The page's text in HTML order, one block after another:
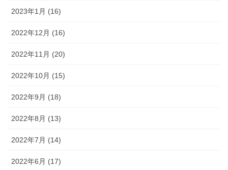
2023年1月 (16)
2022年12月 (16)
2022年11月 (20)
2022年10月 (15)
2022年9月 (18)
2022年8月 (13)
2022年7月 (14)
2022年6月 (17)